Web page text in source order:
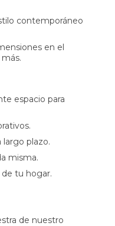
contemporáneo
en el
espacio para
largo plazo.
misma.
de tu hogar.
de nuestro